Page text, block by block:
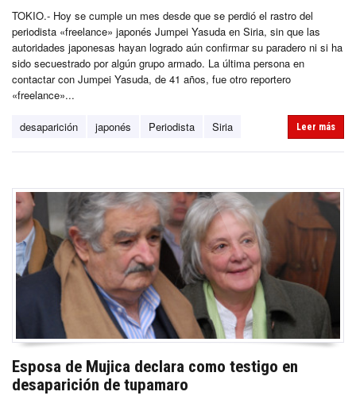
TOKIO.- Hoy se cumple un mes desde que se perdió el rastro del
periodista «freelance» japonés Jumpei Yasuda en Siria, sin que las
autoridades japonesas hayan logrado aún confirmar su paradero ni si ha
sido secuestrado por algún grupo armado. La última persona en
contactar con Jumpei Yasuda, de 41 años, fue otro reportero
«freelance»...
desaparición japonés Periodista Siria Leer más
Esposa de Mujica declara como testigo en
desaparición de tupamaro